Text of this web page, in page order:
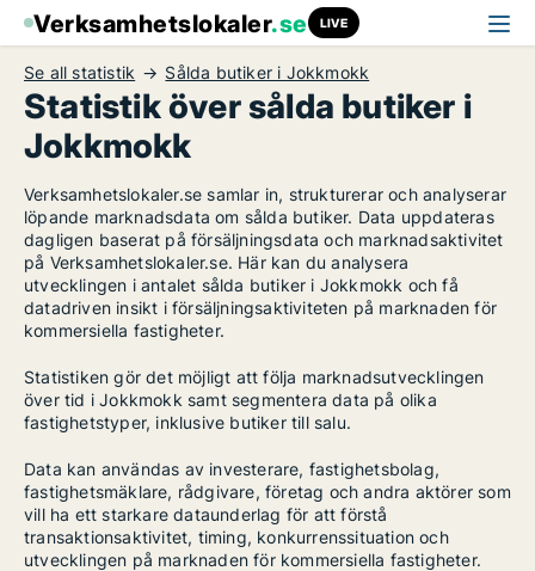
Verksamhetslokaler.se LIVE
Se all statistik Sålda butiker i Jokkmokk
Statistik över sålda butiker i
Jokkmokk
Verksamhetslokaler.se samlar in, strukturerar och analyserar
löpande marknadsdata om sålda butiker. Data uppdateras
dagligen baserat på försäljningsdata och marknadsaktivitet
på Verksamhetslokaler.se. Här kan du analysera
utvecklingen i antalet sålda butiker i Jokkmokk och få
datadriven insikt i försäljningsaktiviteten på marknaden för
kommersiella fastigheter.
Statistiken gör det möjligt att följa marknadsutvecklingen
över tid i Jokkmokk samt segmentera data på olika
fastighetstyper, inklusive butiker till salu.
Data kan användas av investerare, fastighetsbolag,
fastighetsmäklare, rådgivare, företag och andra aktörer som
vill ha ett starkare dataunderlag för att förstå
transaktionsaktivitet, timing, konkurrenssituation och
utvecklingen på marknaden för kommersiella fastigheter.